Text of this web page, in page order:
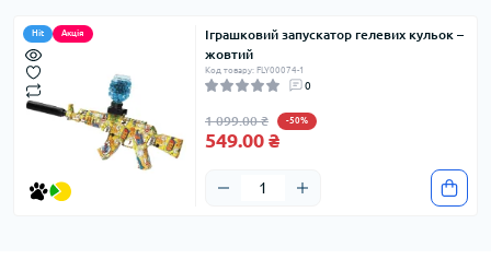
Hit Акція
Іграшковий запускатор гелевих кульок –
жовтий
Код товару: FLY00074-1
0
1 099.00 ₴ -50%
549.00 ₴